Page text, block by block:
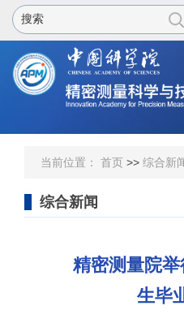
当前位置： 首页 >> 综合新
综合新闻
精密测量院
生毕